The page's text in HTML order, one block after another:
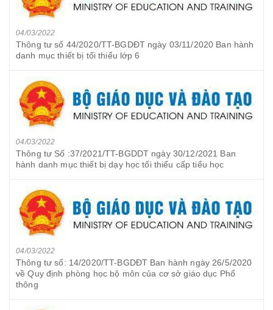
04/03/2022
Thông tư số 44/2020/TT-BGDĐT ngày 03/11/2020 Ban hành
danh mục thiết bị tối thiểu lớp 6
04/03/2022
Thông tư Số :37/2021/TT-BGDDT ngày 30/12/2021 Ban
hành danh mục thiết bị dạy học tối thiểu cấp tiểu học
04/03/2022
Thông tư số: 14/2020/TT-BGDĐT Ban hành ngày 26/5/2020
về Quy định phòng học bộ môn của cơ sở giáo dục Phổ
thông